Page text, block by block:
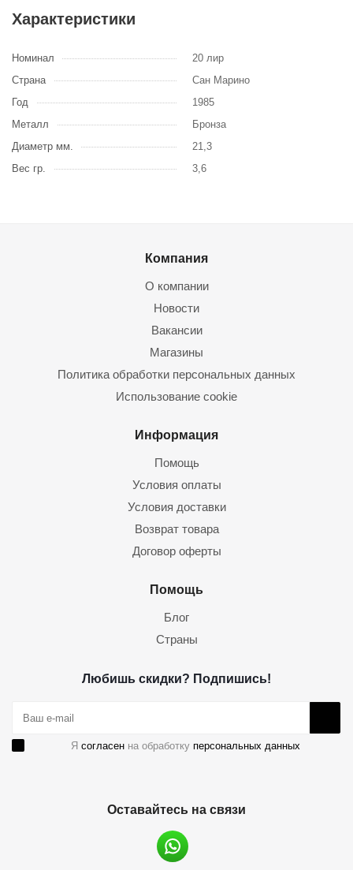
Характеристики
Номинал
20 лир
Страна
Сан Марино
Год
1985
Металл
Бронза
Диаметр мм.
21,3
Вес гр.
3,6
Компания
О компании
Новости
Вакансии
Магазины
Политика обработки персональных данных
Использование cookie
Информация
Помощь
Условия оплаты
Условия доставки
Возврат товара
Договор оферты
Помощь
Блог
Страны
Любишь скидки? Подпишись!
Я согласен на обработку персональных данных
Оставайтесь на связи